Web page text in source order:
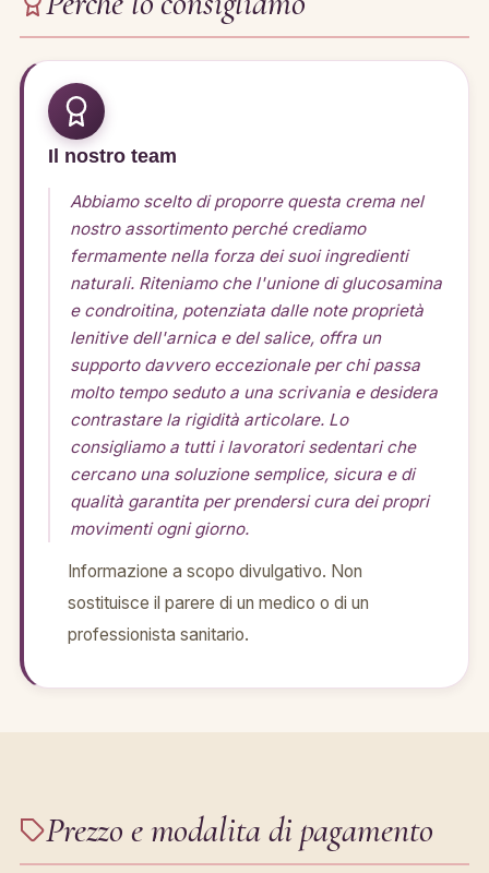
Il nostro team
Abbiamo scelto di proporre questa crema nel
nostro assortimento perché crediamo
fermamente nella forza dei suoi ingredienti
naturali. Riteniamo che l'unione di glucosamina
e condroitina, potenziata dalle note proprietà
lenitive dell'arnica e del salice, offra un
supporto davvero eccezionale per chi passa
molto tempo seduto a una scrivania e desidera
contrastare la rigidità articolare. Lo
consigliamo a tutti i lavoratori sedentari che
cercano una soluzione semplice, sicura e di
qualità garantita per prendersi cura dei propri
movimenti ogni giorno.
Informazione a scopo divulgativo. Non
sostituisce il parere di un medico o di un
professionista sanitario.
Prezzo e modalita di pagamento